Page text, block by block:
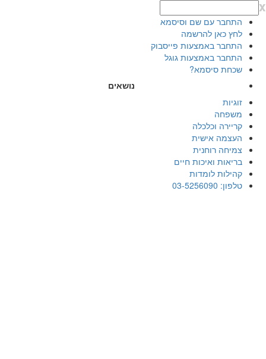
x
התחבר עם שם וסיסמא
לחץ כאן להרשמה
התחבר באמצעות פייסבוק
התחבר באמצעות גוגל
שכחת סיסמא?
נושאים
זוגיות
משפחה
קריירה וכלכלה
העצמה אישית
צמיחה רוחנית
בריאות ואיכות חיים
קהילות לומדות
טלפון: 03-5256090